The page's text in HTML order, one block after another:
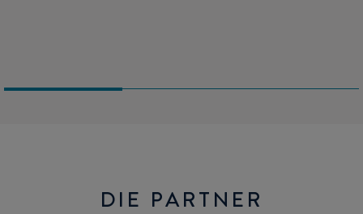
DIE PARTNER